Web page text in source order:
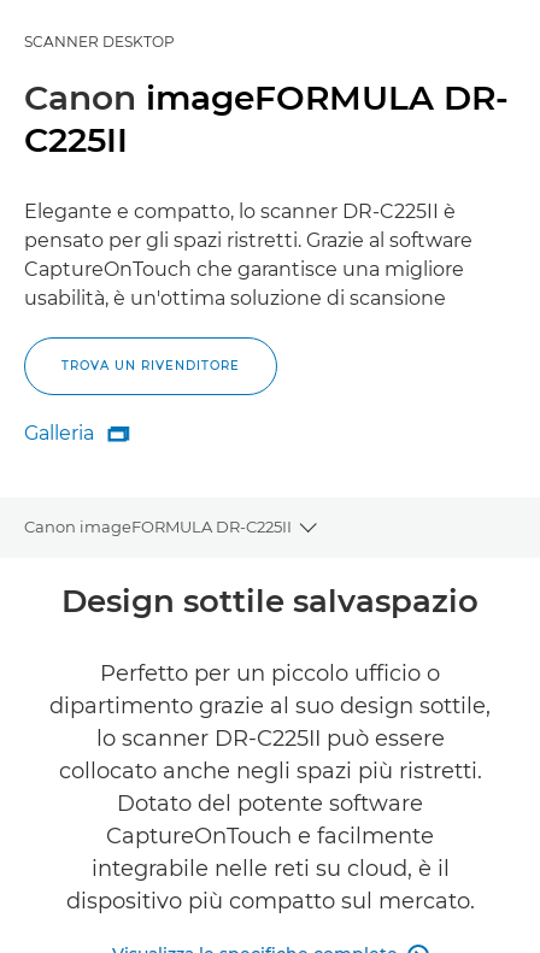
SCANNER DESKTOP
Canon imageFORMULA DR-
C225II
Elegante e compatto, lo scanner DR-C225II è
pensato per gli spazi ristretti. Grazie al software
CaptureOnTouch che garantisce una migliore
usabilità, è un'ottima soluzione di scansione
TROVA UN RIVENDITORE
Galleria
Galleria

Canon imageFORMULA DR-C225II
Toggle breadcrumbs
Panoramica
Supporto
TROVA UN RIVENDITORE
Design sottile salvaspazio
Perfetto per un piccolo ufficio o
dipartimento grazie al suo design sottile,
lo scanner DR-C225II può essere
collocato anche negli spazi più ristretti.
Dotato del potente software
CaptureOnTouch e facilmente
integrabile nelle reti su cloud, è il
dispositivo più compatto sul mercato.